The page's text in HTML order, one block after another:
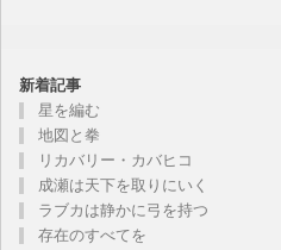
新着記事
星を編む
地図と拳
リカバリー・カバヒコ
成瀬は天下を取りにいく
ラブカは静かに弓を持つ
存在のすべてを